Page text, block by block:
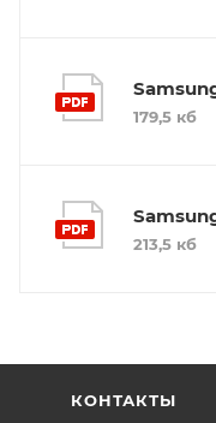
179,5 кб
213,5 кб
КОНТАКТЫ